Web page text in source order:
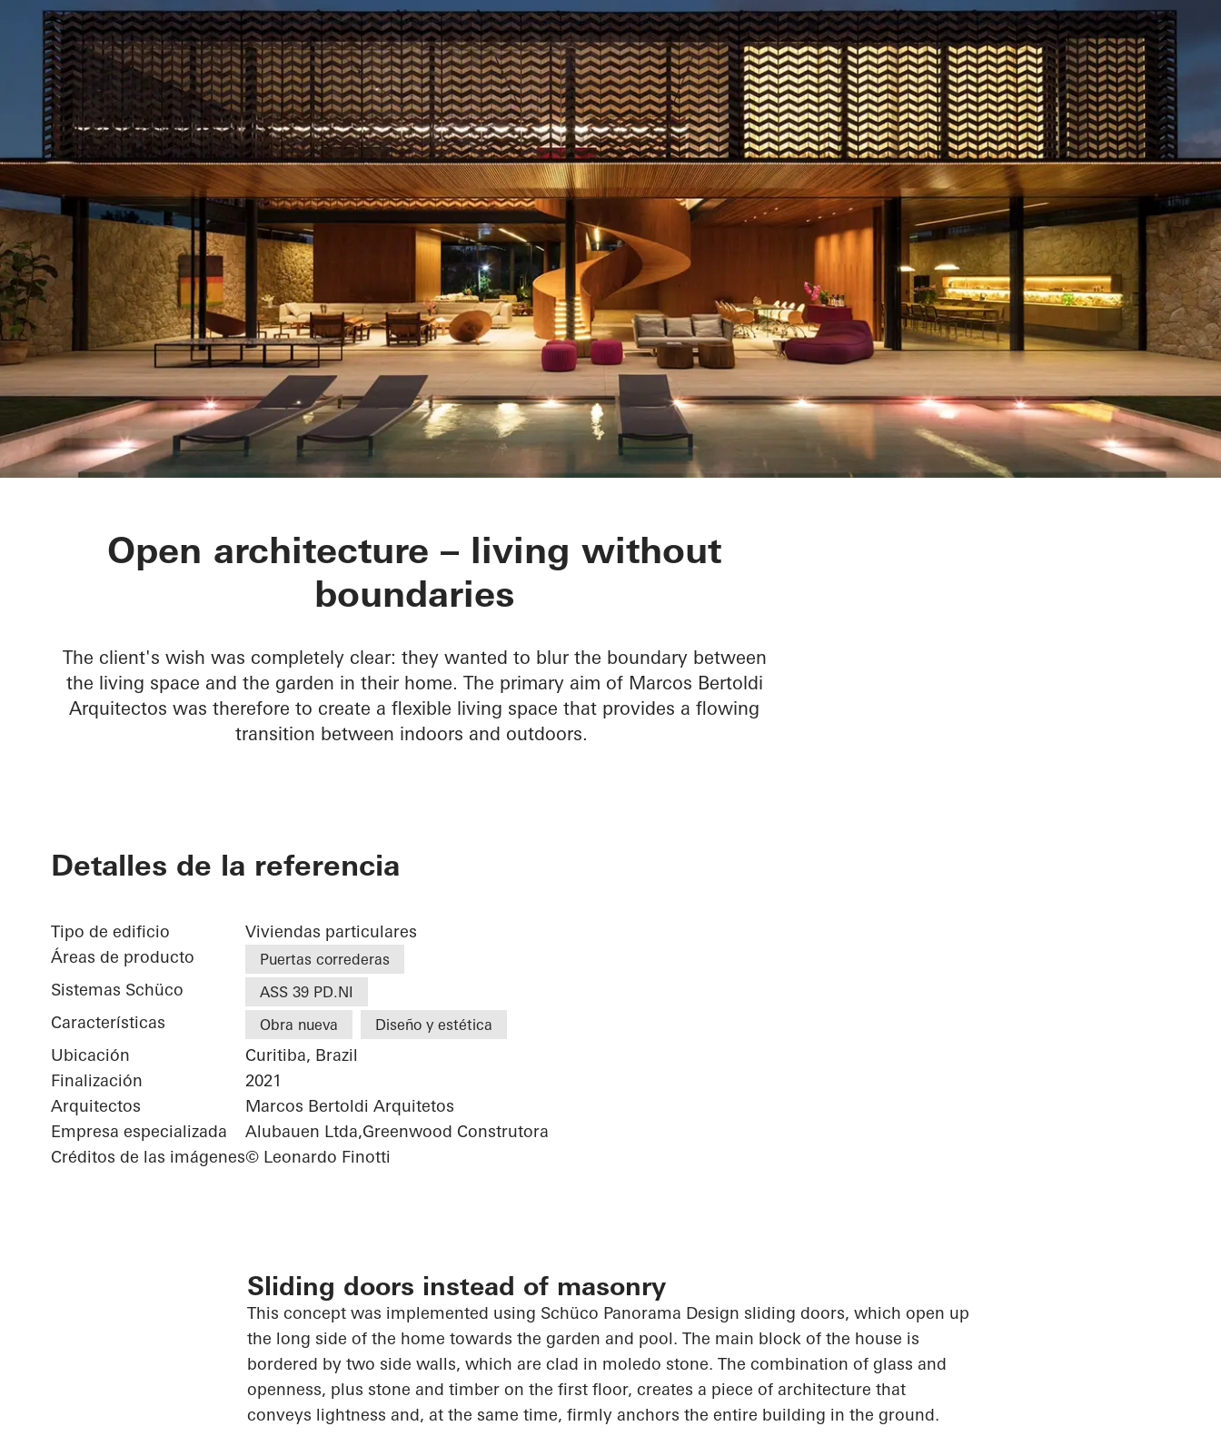
trabajo
Residencial MBS
Open architecture – living without
boundaries
The client's wish was completely clear: they wanted to blur the boundary between
the living space and the garden in their home. The primary aim of Marcos Bertoldi
Arquitectos was therefore to create a flexible living space that provides a flowing
transition between indoors and outdoors.
Detalles de la referencia
Tipo de edificio
Viviendas particulares
Áreas de producto
Puertas correderas
Sistemas Schüco ASS 39 PD.NI
Características Obra nueva Diseño y estética
Ubicación
Curitiba, Brazil
Finalización
2021
Arquitectos
Marcos Bertoldi Arquitetos
Empresa especializada
Alubauen Ltda,Greenwood Construtora
Créditos de las imágenes© Leonardo Finotti
Sliding doors instead of masonry
This concept was implemented using Schüco Panorama Design sliding doors, which open up
the long side of the home towards the garden and pool. The main block of the house is
bordered by two side walls, which are clad in moledo stone. The combination of glass and
openness, plus stone and timber on the first floor, creates a piece of architecture that
conveys lightness and, at the same time, firmly anchors the entire building in the ground.